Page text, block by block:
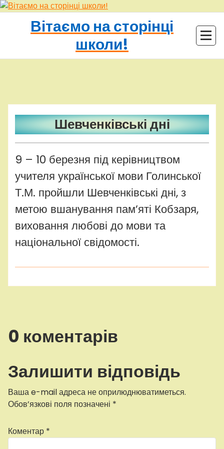
Перейти
контентуВітаємо на сторінці
школи!
UncategorizedШевченківські дні
9 – 10 березня під керівництвом
учителя української мови Голинської
Т.М. пройшли Шевченківські дні, з
метою вшанування пам’яті Кобзаря,
виховання любові до мови та
національної свідомості.
0 коментарів
Залишити відповідь
Ваша e-mail адреса не оприлюднюватиметься.
Обов’язкові поля позначені *
Коментар *